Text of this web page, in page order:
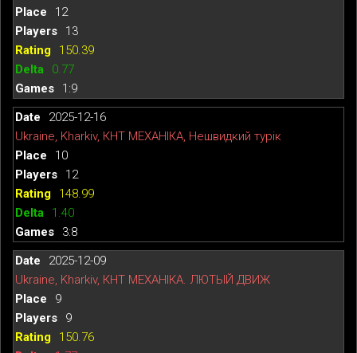
12
13
150.39
0.77
1:9
2025-12-16
Ukraine, Kharkiv, КНТ МЕХАНІКА, Нешвидкий турік
10
12
148.99
1.40
3:8
2025-12-09
Ukraine, Kharkiv, КНТ МЕХАНІКА. ЛЮТЫЙ ДВИЖ
9
9
150.76